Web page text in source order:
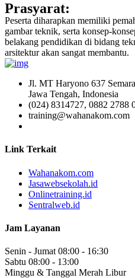
Prasyarat:
Peserta diharapkan memiliki
gambar teknik, serta konsep-
belakang pendidikan di bidang
arsitektur akan sangat membantu.
Jl. MT Haryono 637
Jawa Tengah, Indonesia
(024) 8314727, 0882 2788
training@wahanakom.com
Link Terkait
Wahanakom.com
Jasawebsekolah.id
Onlinetraining.id
Sentralweb.id
Jam Layanan
Senin - Jumat 08:00 - 16:30
Sabtu 08:00 - 13:00
Minggu & Tanggal Merah Libur